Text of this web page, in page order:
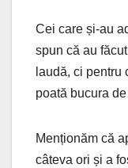
Cei care și-au
spun că au
laudă, ci
poată bucura
Menționăm că
câteva ori și a